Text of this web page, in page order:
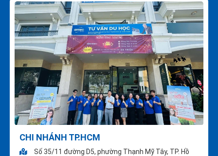
CHI NHÁNH TP.HCM
Số 35/11 đường D5, phường Thạnh Mỹ Tây, TP. Hồ